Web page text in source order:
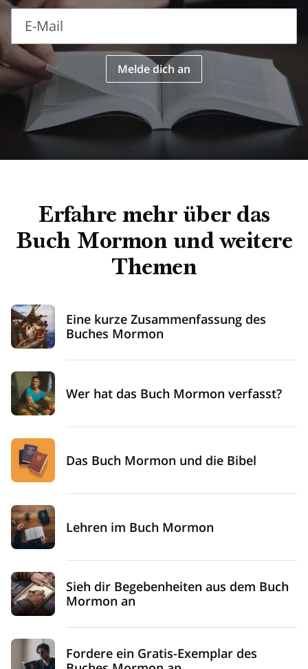
E-Mail
E-
Mail
Melde dich an
Erfahre mehr über das
Buch Mormon und weitere
Themen
Eine kurze Zusammenfassung des
Buches Mormon
Wer hat das Buch Mormon verfasst?
Das Buch Mormon und die Bibel
Lehren im Buch Mormon
Sieh dir Begebenheiten aus dem Buch
Mormon an
Fordere ein Gratis-Exemplar des